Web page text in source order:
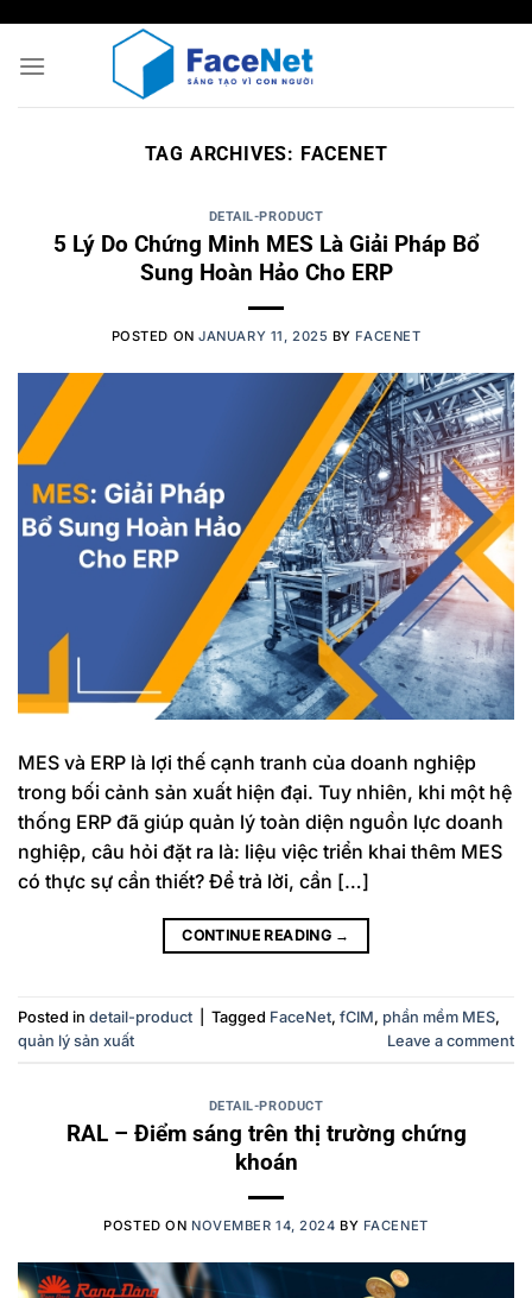
content
TAG ARCHIVES: FACENET
DETAIL-PRODUCT
5 Lý Do Chứng Minh MES Là Giải Pháp Bổ
Sung Hoàn Hảo Cho ERP
POSTED ONJANUARY 11, 2025 BY FACENET
MES và ERP là lợi thế cạnh tranh của doanh nghiệp
trong bối cảnh sản xuất hiện đại. Tuy nhiên, khi một hệ
thống ERP đã giúp quản lý toàn diện nguồn lực doanh
nghiệp, câu hỏi đặt ra là: liệu việc triển khai thêm MES
có thực sự cần thiết? Để trả lời, cần […]
CONTINUE READING →
Posted in detail-product Tagged FaceNet, fCIM, phần mềm MES,
quản lý sản xuất
Leave a comment
DETAIL-PRODUCT
RAL – Điểm sáng trên thị trường chứng
khoán
POSTED ON NOVEMBER 14, 2024 BY FACENET